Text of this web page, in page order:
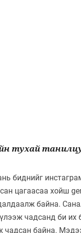
тухай
биднийг
цагаасаа хойш
байна.
чадсанд би их
чадсан байна.